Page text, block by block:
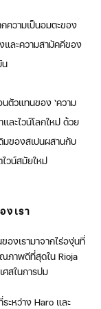
ความเป็นอมตะของ
และความสามัคคีของ
น
นตัวแทนของ ‘ความ
และไวน์โลกใหม่ ด้วย
มของสเปนผสานกับ
ไวน์สมัยใหม่
งเรา
องเรามาจากไร่องุ่นที่
ภาพดีที่สุดใน Rioja
ศสในการบ่ม
ะหว่าง Haro และ